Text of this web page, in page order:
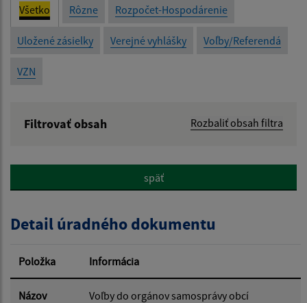
Všetko Rôzne Rozpočet-Hospodárenie
Uložené zásielky Verejné vyhlášky Voľby/Referendá
VZN
Filtrovať obsah Rozbaliť obsah filtra
Popis:
Dátum zverejnenia od:
Dátum zverejnenia do:
späť
Detail úradného dokumentu
Položka Informácia
Názov Voľby do orgánov samosprávy obcí